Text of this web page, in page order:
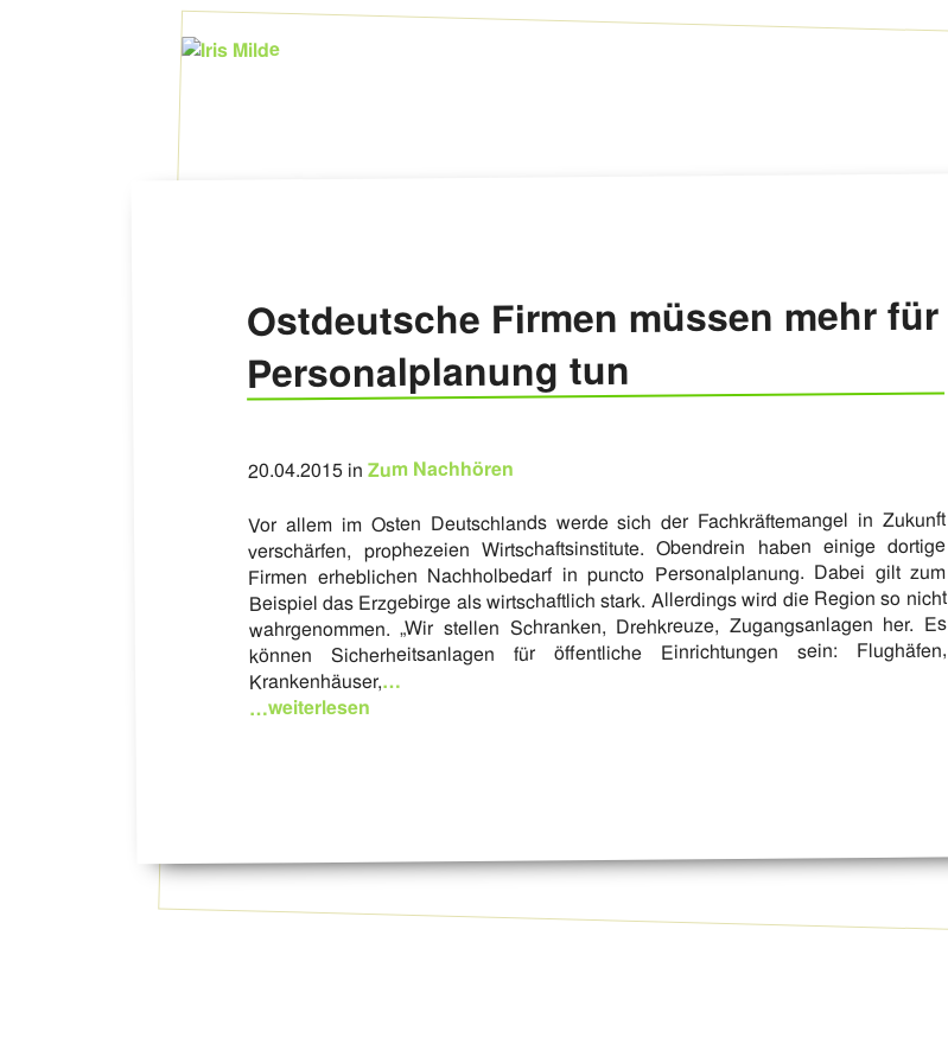
Ostdeutsche Firmen müssen mehr für
Personalplanung tun
20.04.2015 in Zum Nachhören
Vor allem im Osten Deutschlands werde sich der Fachkräftemangel in Zukunft
verschärfen, prophezeien Wirtschaftsinstitute. Obendrein haben einige dortige
Firmen erheblichen Nachholbedarf in puncto Personalplanung. Dabei gilt zum
Beispiel das Erzgebirge als wirtschaftlich stark. Allerdings wird die Region so nicht
wahrgenommen. „Wir stellen Schranken, Drehkreuze, Zugangsanlagen her. Es
können Sicherheitsanlagen für öffentliche Einrichtungen sein: Flughäfen,
Krankenhäuser,…
…weiterlesen